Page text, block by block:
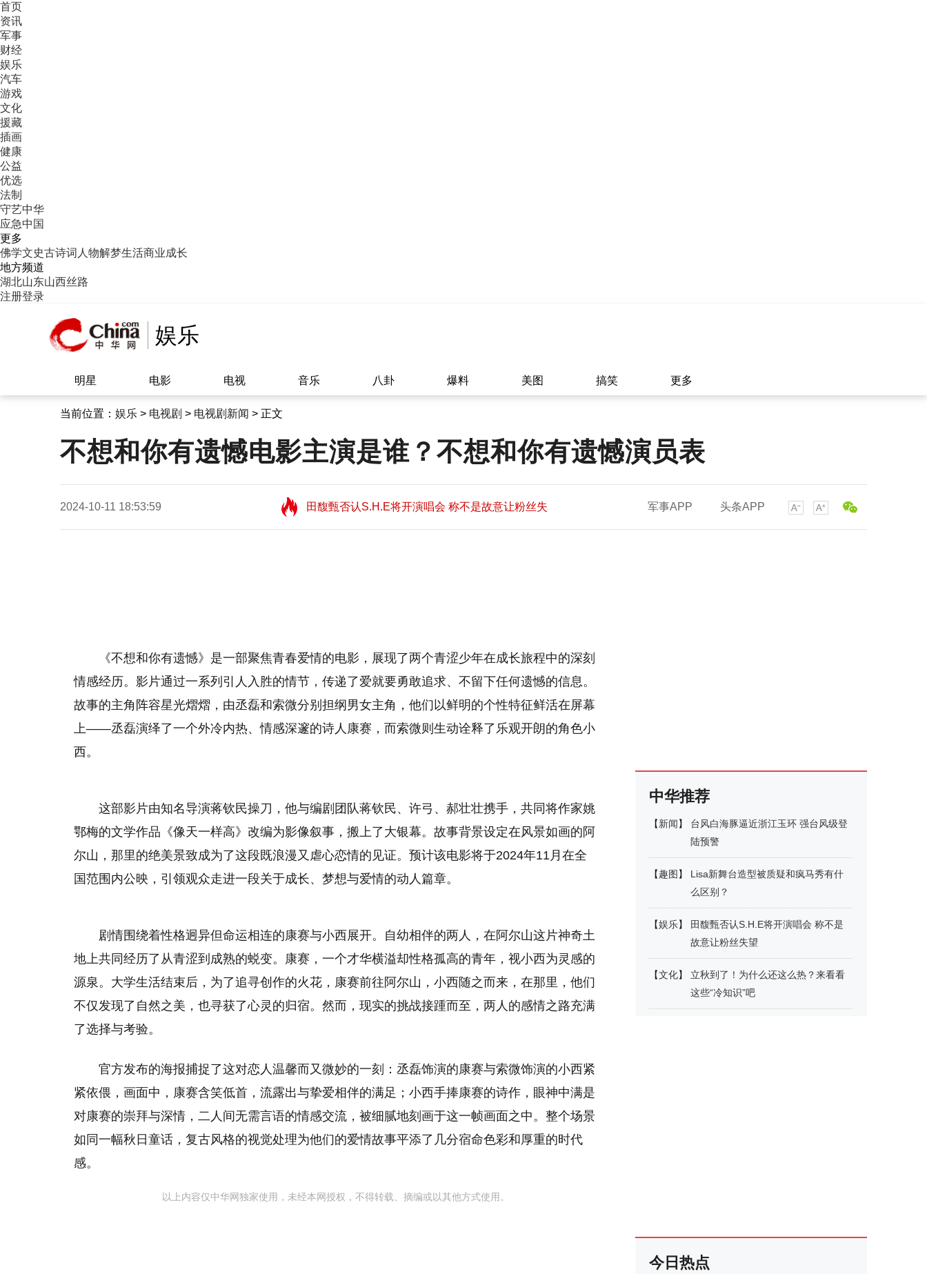
首页
资讯
军事
财经
娱乐
汽车
游戏
文化
援藏
插画
健康
公益
优选
法制
守艺中华
应急中国
更多
佛学文史古诗词 人物解梦生活商业成长
地方频道
湖北山东山西丝路
注册登录
娱乐
明星 电影 电视 音乐 八卦 爆料 美图 搞笑 更多
当前位置： 娱乐 > 电视剧 > 电视剧新闻 > 正文
不想和你有遗憾电影主演是谁？不想和你有遗憾演员表
2024-10-11 18:53:59
田馥甄否认S.H.E将开演唱会 称不是故意让粉丝失
望11:08
田馥甄否认S.H.E将开演唱会 称不是故意让粉丝失
军事APP 头条APP
《不想和你有遗憾》是一部聚焦青春爱情的电影，展现了两个青涩少年在成长旅程中的深刻
情感经历。影片通过一系列引人入胜的情节，传递了爱就要勇敢追求、不留下任何遗憾的信息。
故事的主角阵容星光熠熠，由丞磊和索微分别担纲男女主角，他们以鲜明的个性特征鲜活在屏幕
上——丞磊演绎了一个外冷内热、情感深邃的诗人康赛，而索微则生动诠释了乐观开朗的角色小
西。
这部影片由知名导演蒋钦民操刀，他与编剧团队蒋钦民、许弓、郝壮壮携手，共同将作家姚
鄂梅的文学作品《像天一样高》改编为影像叙事，搬上了大银幕。故事背景设定在风景如画的阿
尔山，那里的绝美景致成为了这段既浪漫又虐心恋情的见证。预计该电影将于2024年11月在全
国范围内公映，引领观众走进一段关于成长、梦想与爱情的动人篇章。
剧情围绕着性格迥异但命运相连的康赛与小西展开。自幼相伴的两人，在阿尔山这片神奇土
地上共同经历了从青涩到成熟的蜕变。康赛，一个才华横溢却性格孤高的青年，视小西为灵感的
源泉。大学生活结束后，为了追寻创作的火花，康赛前往阿尔山，小西随之而来，在那里，他们
不仅发现了自然之美，也寻获了心灵的归宿。然而，现实的挑战接踵而至，两人的感情之路充满
了选择与考验。
官方发布的海报捕捉了这对恋人温馨而又微妙的一刻：丞磊饰演的康赛与索微饰演的小西紧
紧依偎，画面中，康赛含笑低首，流露出与挚爱相伴的满足；小西手捧康赛的诗作，眼神中满是
对康赛的崇拜与深情，二人间无需言语的情感交流，被细腻地刻画于这一帧画面之中。整个场景
如同一幅秋日童话，复古风格的视觉处理为他们的爱情故事平添了几分宿命色彩和厚重的时代
感。
以上内容仅中华网独家使用，未经本网授权，不得转载、摘编或以其他方式使用。
中华推荐
【新闻】
台风白海豚逼近浙江玉环 强台风级登
陆预警
【趣图 】
Lisa新舞台造型被质疑和疯马秀有什
么区别？
【娱乐】
田馥甄否认S.H.E将开演唱会 称不是
故意让粉丝失望
【文化】
立秋到了！为什么还这么热？来看看
这些“冷知识”吧
今日热点